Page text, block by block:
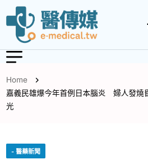
Home
嘉義民雄爆今年首例日本腦炎 婦人發
光
- 醫藥新聞